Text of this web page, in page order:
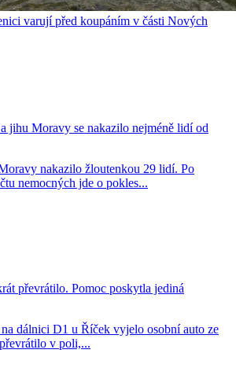
varují před koupáním v části Nových
jihu Moravy se nakazilo nejméně lidí od
nakazilo žloutenkou 29 lidí. Po
nemocných jde o pokles...
převrátilo. Pomoc poskytla jediná
dálnici D1 u Říček vyjelo osobní auto ze
v poli,...